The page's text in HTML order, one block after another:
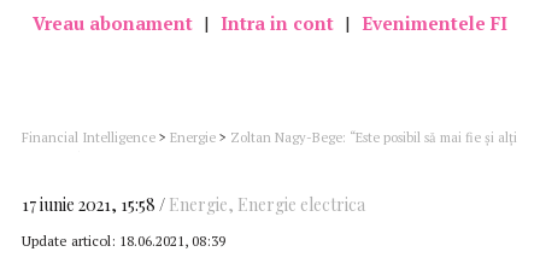
Vreau abonament | Intra in cont | Evenimentele FI
Financial Intelligence > Energie > Zoltan Nagy-Bege: “Este posibil să mai fie și alți
17 iunie 2021, 15:58 Energie, Energie electrica
Update articol: 18.06.2021, 08:39